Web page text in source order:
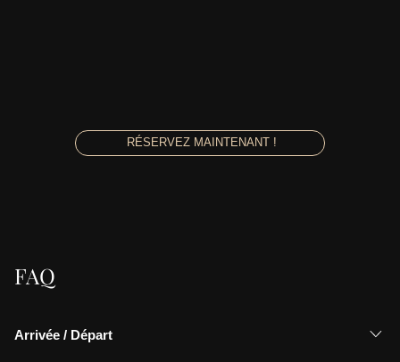
RÉSERVEZ MAINTENANT !
FAQ
Arrivée / Départ